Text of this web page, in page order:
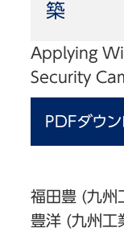
築
Applying
Security
PDFダウン
福田豊 (九州
豊洋 (九州工